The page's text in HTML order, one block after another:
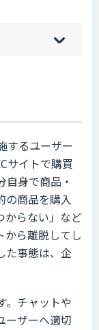
hi
]
sh
]
するユーザー
サイトで購買
身で商品・
の商品を購入
からない」など
から離脱してし
た事態は、企
。チャットや
ーザーへ適切